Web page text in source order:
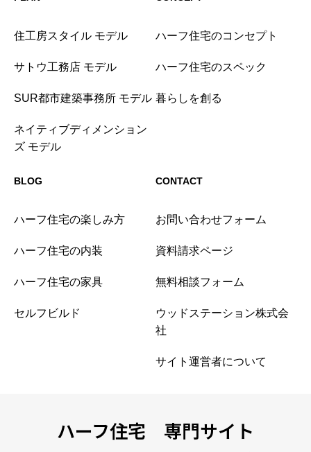
住工房スタイル モデル
サトウ工務店 モデル
SUR都市建築事務所 モデル
ネイティブディメンション
ズ モデル
ハーフ住宅のコンセプト
ハーフ住宅のスペック
暮らしを創る
BLOG
ハーフ住宅の楽しみ方
ハーフ住宅の内装
ハーフ住宅の家具
セルフビルド
CONTACT
お問い合わせフォーム
資料請求ページ
無料相談フォーム
ウッドステーション株式会
社
サイト運営者について
ハーフ住宅 専門サイト